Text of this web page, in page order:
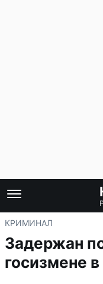
КРИМИНАЛ
Задержан
госизмене